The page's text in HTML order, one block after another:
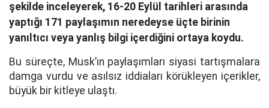
şekilde inceleyerek, 16-20 Eylül tarihleri arasında
yaptığı 171 paylaşımın neredeyse üçte birinin
yanıltıcı veya yanlış bilgi içerdiğini ortaya koydu.
Bu süreçte, Musk’ın paylaşımları siyasi tartışmalara
damga vurdu ve asılsız iddiaları körükleyen içerikler,
büyük bir kitleye ulaştı.